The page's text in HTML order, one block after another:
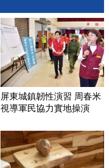
屏東城鎮韌性演習 周春米
視導軍民協力實地操演